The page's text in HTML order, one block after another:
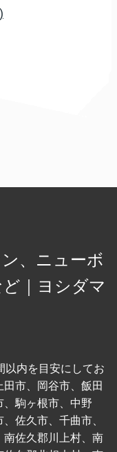
、ニューボ
｜ヨシダマ
以内を目安にしてお
市、岡谷市、飯田
駒ヶ根市、中野
佐久市、千曲市、
南佐久郡川上村、南